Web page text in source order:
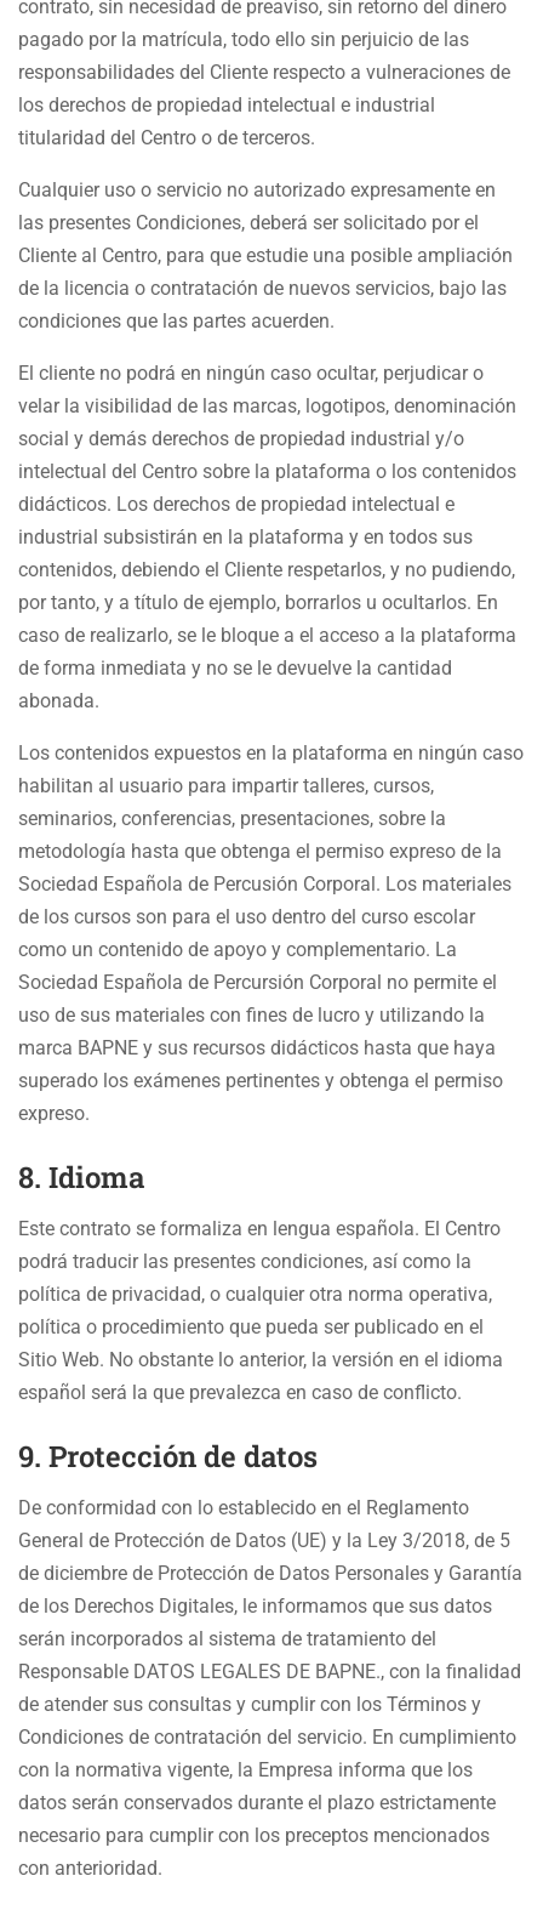
contrato, sin necesidad de preaviso, sin retorno del dinero
pagado por la matrícula, todo ello sin perjuicio de las
responsabilidades del Cliente respecto a vulneraciones de
los derechos de propiedad intelectual e industrial
titularidad del Centro o de terceros.
Cualquier uso o servicio no autorizado expresamente en
las presentes Condiciones, deberá ser solicitado por el
Cliente al Centro, para que estudie una posible ampliación
de la licencia o contratación de nuevos servicios, bajo las
condiciones que las partes acuerden.
El cliente no podrá en ningún caso ocultar, perjudicar o
velar la visibilidad de las marcas, logotipos, denominación
social y demás derechos de propiedad industrial y/o
intelectual del Centro sobre la plataforma o los contenidos
didácticos. Los derechos de propiedad intelectual e
industrial subsistirán en la plataforma y en todos sus
contenidos, debiendo el Cliente respetarlos, y no pudiendo,
por tanto, y a título de ejemplo, borrarlos u ocultarlos. En
caso de realizarlo, se le bloque a el acceso a la plataforma
de forma inmediata y no se le devuelve la cantidad
abonada.
Los contenidos expuestos en la plataforma en ningún caso
habilitan al usuario para impartir talleres, cursos,
seminarios, conferencias, presentaciones, sobre la
metodología hasta que obtenga el permiso expreso de la
Sociedad Española de Percusión Corporal. Los materiales
de los cursos son para el uso dentro del curso escolar
como un contenido de apoyo y complementario. La
Sociedad Española de Percursión Corporal no permite el
uso de sus materiales con fines de lucro y utilizando la
marca BAPNE y sus recursos didácticos hasta que haya
superado los exámenes pertinentes y obtenga el permiso
expreso.
8. Idioma
Este contrato se formaliza en lengua española. El Centro
podrá traducir las presentes condiciones, así como la
política de privacidad, o cualquier otra norma operativa,
política o procedimiento que pueda ser publicado en el
Sitio Web. No obstante lo anterior, la versión en el idioma
español será la que prevalezca en caso de conflicto.
9. Protección de datos
De conformidad con lo establecido en el Reglamento
General de Protección de Datos (UE) y la Ley 3/2018, de 5
de diciembre de Protección de Datos Personales y Garantía
de los Derechos Digitales, le informamos que sus datos
serán incorporados al sistema de tratamiento del
Responsable DATOS LEGALES DE BAPNE., con la finalidad
de atender sus consultas y cumplir con los Términos y
Condiciones de contratación del servicio. En cumplimiento
con la normativa vigente, la Empresa informa que los
datos serán conservados durante el plazo estrictamente
necesario para cumplir con los preceptos mencionados
con anterioridad.